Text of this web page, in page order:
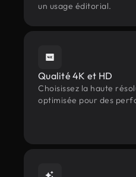
un usage éditorial.
Qualité 4K et HD
Choisissez la haute
optimisée pour des